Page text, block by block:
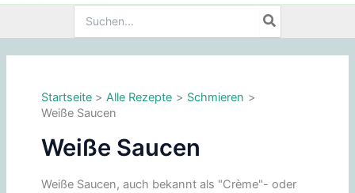
nach:
Startseite Alle Rezepte
Schmieren
Weiße Saucen
Weiße Saucen
Weiße Saucen, auch bekannt als "Crème"- oder